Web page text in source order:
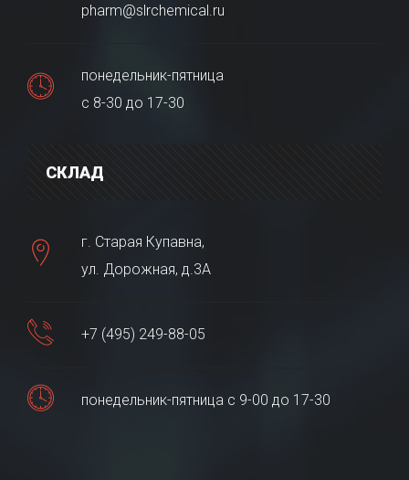
pharm@slrchemical.ru
понедельник-пятница
с 8-30 до 17-30
СКЛАД
г. Старая Купавна,
ул. Дорожная, д.3А
+7 (495) 249-88-05
понедельник-пятница с 9-00 до 17-30